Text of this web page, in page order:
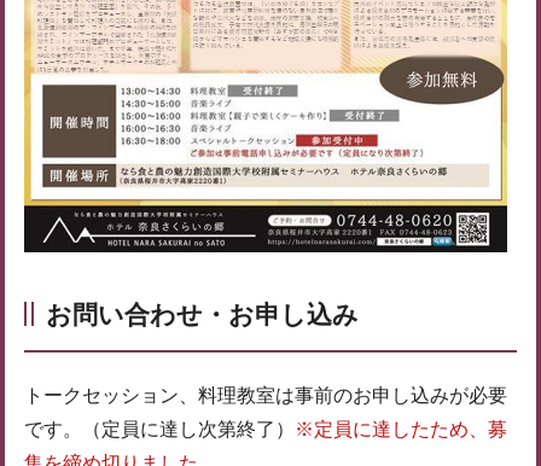
お問い合わせ・お申し込み
トークセッション、料理教室は事前のお申し込みが必要
です。（定員に達し次第終了）
※定員に達したため、募